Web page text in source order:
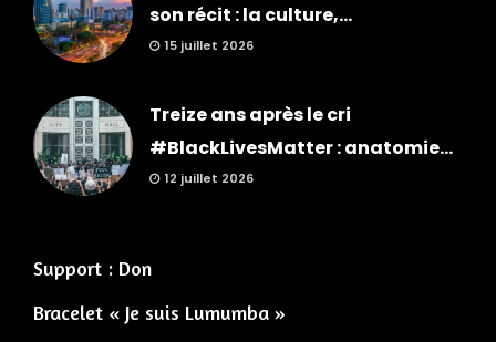
son récit : la culture,...
15 juillet 2026
Treize ans après le cri
#BlackLivesMatter : anatomie...
12 juillet 2026
Support : Don
Bracelet « Je suis Lumumba »